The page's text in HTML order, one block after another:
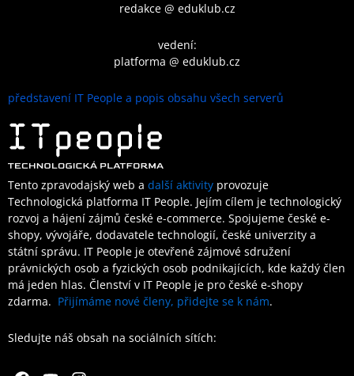
redakce @ eduklub.cz
vedení:
platforma @ eduklub.cz
představení IT People a popis obsahu všech serverů
Tento zpravodajský web a další aktivity provozuje
Technologická platforma IT People. Jejím cílem je technologický
rozvoj a hájení zájmů české e-commerce. Spojujeme české e-
shopy, vývojáře, dodavatele technologií, české univerzity a
státní správu. IT People je otevřené zájmové sdružení
právnických osob a fyzických osob podnikajících, kde každý člen
má jeden hlas. Členství v IT People je pro české e-shopy
zdarma. Přijímáme nové členy, přidejte se k nám.
Sledujte náš obsah na sociálních sítích:
Facebook
YoutubeInstagram